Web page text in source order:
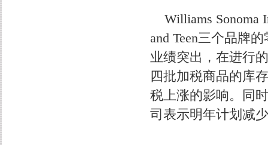
Williams Sonoma
and Teen三个品牌
业绩突出，在进行
四批加税商品的库
税上涨的影响。同
司表示明年计划减